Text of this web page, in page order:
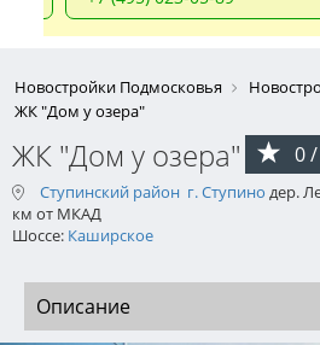
Новостройки Подмосковья
ЖК "Дом у озера"
ЖК "Дом у озера" 0
Ступинский район г. Ступино дер.
км от МКАД
Шоссе: Каширское
Описание